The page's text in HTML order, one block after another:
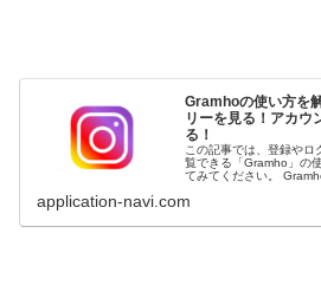
Gramhoの使い方を
リーを見る！アカ
る！
この記事では、登録やロ
覧できる「Gramho」の
てみてください。
す。 ...
application-navi.com